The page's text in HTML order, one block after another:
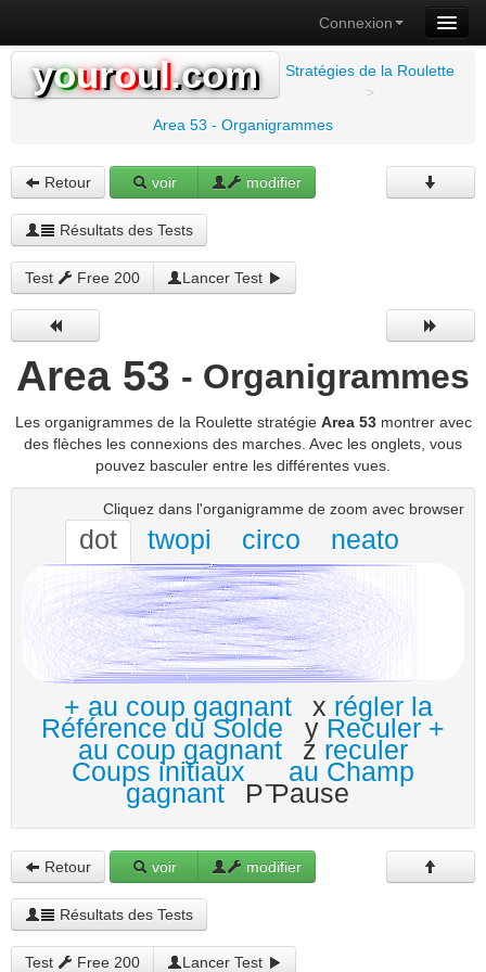
Connexion
youroul.com
Stratégies de la Roulette
>
Area 53 - Organigrammes
Retour voir modifier
Résultats des Tests
Test Free 200 Lancer Test
Area 53 - Organigrammes
Les organigrammes de la Roulette stratégie Area 53montrer avec
des flèches les connexions des marches. Avec les onglets, vous
pouvez basculer entre les différentes vues.
Cliquez dans l'organigramme de zoom avec browser
dot twopi circo neato
+ au coup gagnant x régler la
Référence du Solde y Reculer +
au coup gagnant z reculer
Coups initiaux au Champ
gagnant P Pause
Retour voir modifier
Résultats des Tests
Test Free 200 Lancer Test